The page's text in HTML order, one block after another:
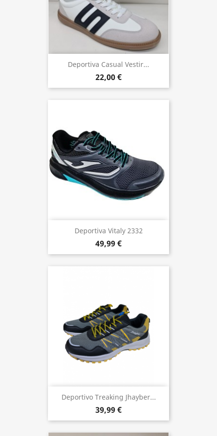
Deportiva Casual Vestir...
22,00 €
Deportiva Vitaly 2332
49,99 €
Deportivo Treaking Jhayber...
39,99 €